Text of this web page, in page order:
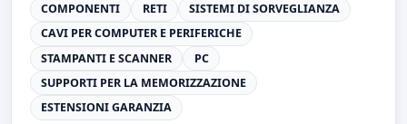
COMPONENTI RETI
SISTEMI DI SORVEGLIANZA
CAVI PER COMPUTER E PERIFERICHE
STAMPANTI E SCANNER
PC
SUPPORTI PER LA MEMORIZZAZIONE
ESTENSIONI GARANZIA